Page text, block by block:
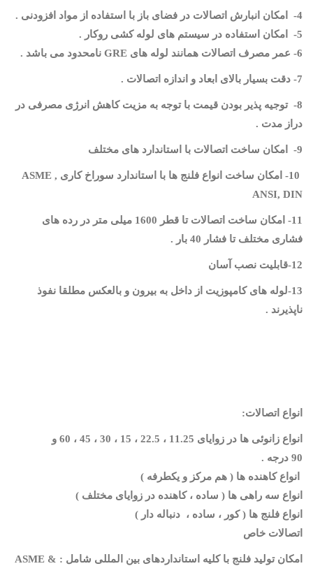
4- امکان انبارش اتصالات در فضای باز با استفاده از مواد افزودنی .
5-
امکان استفاده در سیستم های لوله کشی روکار .
6- عمر مصرف اتصالات همانند لوله های
GRE نامحدود می باشد .
7- دقت بسیار بالای ابعاد و اندازه اتصالات .
8-
توجیه پذیر بودن قیمت با توجه به مزیت کاهش انرژی مصرفی در
دراز مدت .
9- امکان ساخت اتصالات با استاندارد های مختلف
10- امکان ساخت انواع فلنج ها با استاندارد سوراخ کاری
ASME ,
ANSI, DIN
11- امکان ساخت اتصالات تا قطر 1600 میلی متر در رده های
فشاری مختلف تا فشار 40 بار
.
12-قابلیت نصب آسان
13-لوله های کامپوزیت از داخل به بیرون و بالعکس مطلقا نفوذ
ناپذیرند .
انواع اتصالات:
انواع زانوئی ها در زوایای 11.25 ، 22.5 ، 15 ، 30 ، 45 ، 60
و
90 درجه .
انواع کاهنده ها ( هم مرکز و یکطرفه )
انواع سه راهی ها ( ساده ، کاهنده در زوایای مختلف )
انواع فلنج ها ( کور ، ساده ، دنباله دار )
اتصالات خاص
امکان تولید فلنج با کلیه استانداردهای بین المللی شامل : ASME &